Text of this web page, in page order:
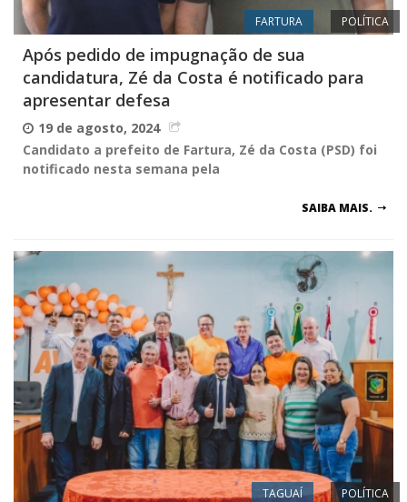
FARTURA POLÍTICA
Após pedido de impugnação de sua
candidatura, Zé da Costa é notificado para
apresentar defesa
19 de agosto, 2024
Candidato a prefeito de Fartura, Zé da Costa (PSD) foi
notificado nesta semana pela
SAIBA MAIS.
TAGUAÍ POLÍTICA